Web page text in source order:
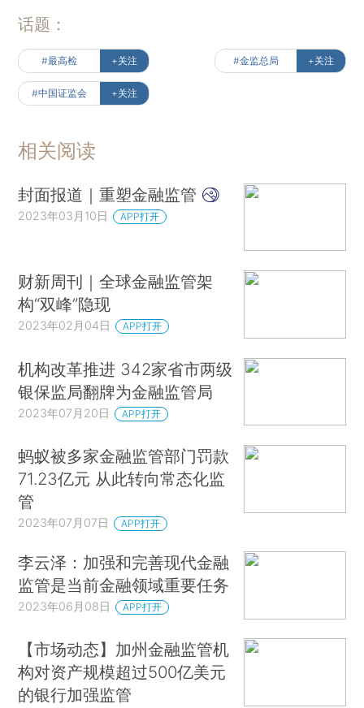
话题：
#最高检 +关注 #金监总局 +关注
#中国证监会 +关注
相关阅读
封面报道｜重塑金融监管
2023年03月10日 APP打开
财新周刊｜全球金融监管架
构“双峰”隐现
2023年02月04日 APP打开
机构改革推进 342家省市两级
银保监局翻牌为金融监管局
2023年07月20日 APP打开
蚂蚁被多家金融监管部门罚款
71.23亿元 从此转向常态化监
管
2023年07月07日 APP打开
李云泽：加强和完善现代金融
监管是当前金融领域重要任务
2023年06月08日 APP打开
【市场动态】加州金融监管机
构对资产规模超过500亿美元
的银行加强监管